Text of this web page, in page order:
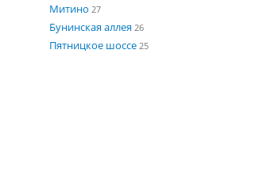
Митино 27
Бунинская аллея 26
Пятницкое шоссе 25